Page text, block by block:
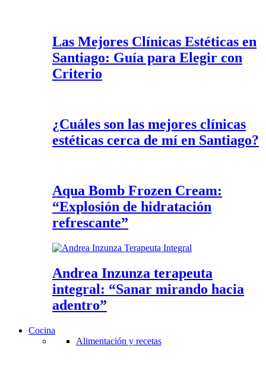
Las Mejores Clínicas Estéticas en
Santiago: Guía para Elegir con
Criterio
¿Cuáles son las mejores clínicas
estéticas cerca de mí en Santiago?
Aqua Bomb Frozen Cream:
“Explosión de hidratación
refrescante”
Andrea Inzunza terapeuta
integral: “Sanar mirando hacia
adentro”
Cocina
Alimentación y recetas